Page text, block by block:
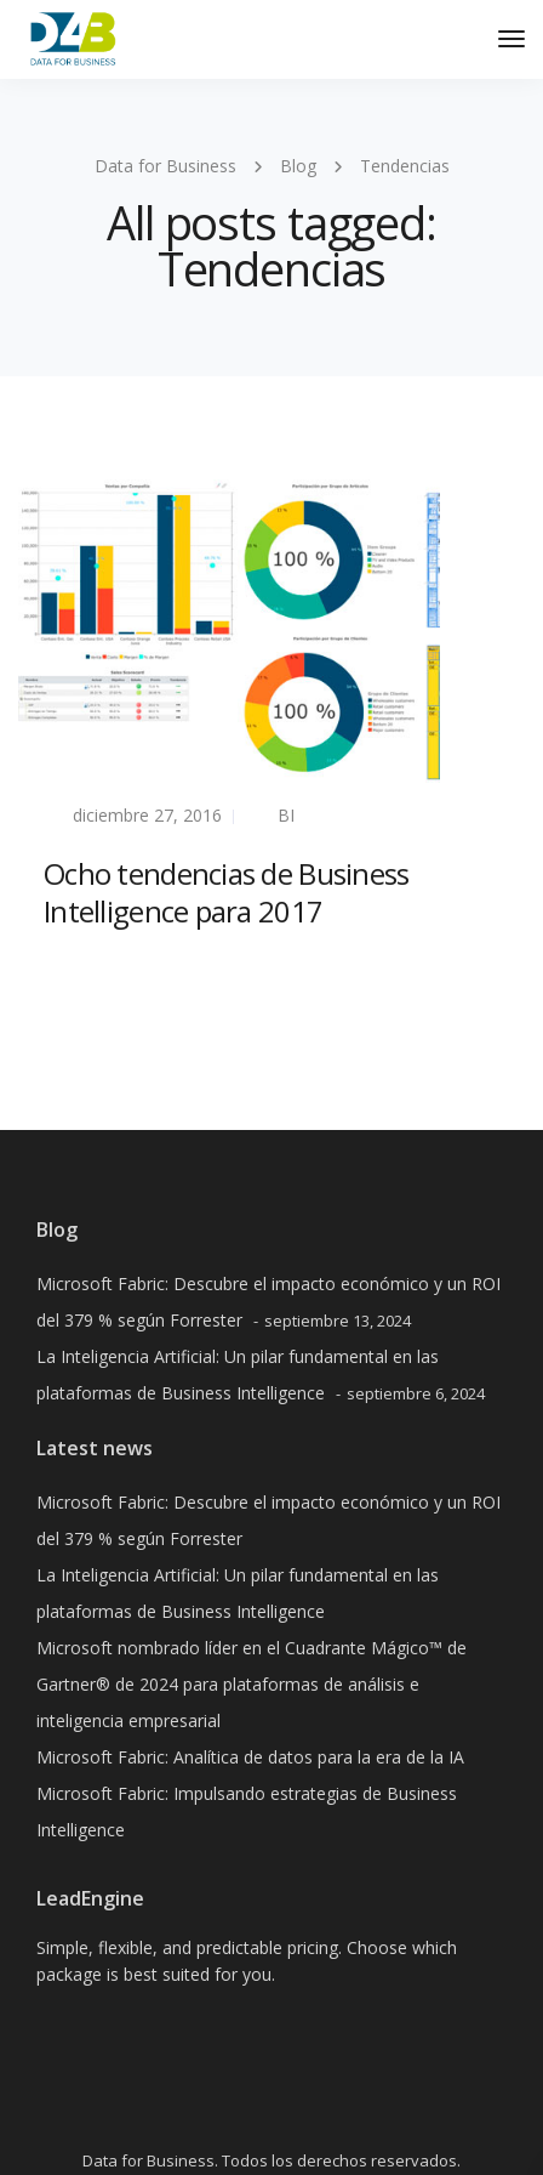
Data for Business Blog Tendencias
All posts tagged:
Tendencias
diciembre 27, 2016 BI
Ocho tendencias de Business
Intelligence para 2017
Blog
Microsoft Fabric: Descubre el impacto económico y un ROI
del 379 % según Forrester
septiembre 13, 2024
La Inteligencia Artificial: Un pilar fundamental en las
plataformas de Business Intelligence
septiembre 6, 2024
Latest news
Microsoft Fabric: Descubre el impacto económico y un ROI
del 379 % según Forrester
La Inteligencia Artificial: Un pilar fundamental en las
plataformas de Business Intelligence
Microsoft nombrado líder en el Cuadrante Mágico™ de
Gartner® de 2024 para plataformas de análisis e
inteligencia empresarial
Microsoft Fabric: Analítica de datos para la era de la IA
Microsoft Fabric: Impulsando estrategias de Business
Intelligence
LeadEngine
Simple, flexible, and predictable pricing. Choose which
package is best suited for you.
Data for Business. Todos los derechos reservados.